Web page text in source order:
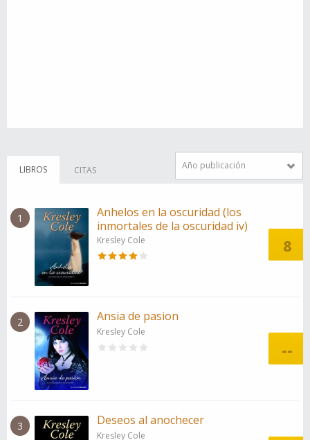
LIBROS CITAS Año publicación
1
Anhelos en la oscuridad (los
inmortales de la oscuridad iv)
Kresley Cole 8
2 Ansia de pasion
Kresley Cole
--
3 Deseos al anochecer
Kresley Cole